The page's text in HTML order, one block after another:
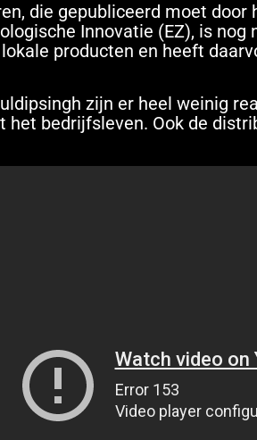
die gepubliceerd moet
Innovatie (EZ), is
producten en heeft
zijn er heel weinig
het bedrijfsleven. Ook de